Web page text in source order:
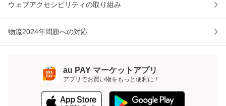
ウェブアクセシビリティの取り組み
物流2024年問題への対応
au PAY マーケットアプリ
アプリでお買い物をもっと便利に！